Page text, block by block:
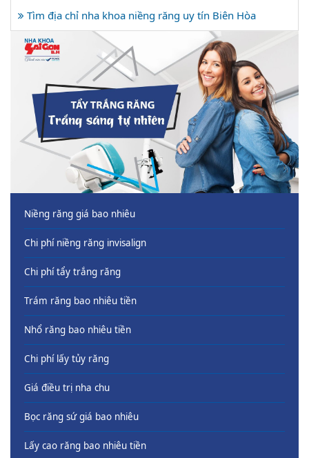
Tìm địa chỉ nha khoa niềng răng uy tín Biên Hòa
Niềng răng giá bao nhiêu
Chi phí niềng răng invisalign
Chi phí tẩy trắng răng
Trám răng bao nhiêu tiền
Nhổ răng bao nhiêu tiền
Chi phí lấy tủy răng
Giá điều trị nha chu
Bọc răng sứ giá bao nhiêu
Lấy cao răng bao nhiêu tiền